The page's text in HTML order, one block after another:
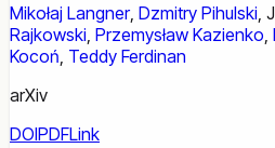
Mikołaj Langner, Dzmitry Pihulski
Rajkowski Przemysław Kazienko
Kocoń Teddy Ferdinan
arXiv
DOIPDFLink